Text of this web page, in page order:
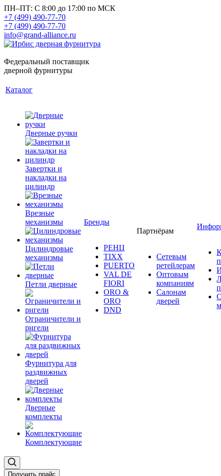
ПН–ПТ: С 8:00 до 17:00 по МСК
+7 (499) 490-77-70
+7 (499) 490-77-70
info@grand-alliance.ru
Федеральный поставщик
дверной фурнитуры
Каталог
Дверные ручки
Завертки и
накладки на
цилиндр
Врезные
механизмы
Цилиндровые
механизмы
Петли дверные
Ограничители и
ригели
Фурнитура для
раздвижных
дверей
Дверные
комплекты
Комплектующие
Бренды
РЕНЦ
TIXX
PUERTO
VAL DE
FIORI
ORO &
ORO
DND
Партнёрам
Сетевым
ретейлерам
Оптовым
компаниям
Салонам
дверей
Получить прайс